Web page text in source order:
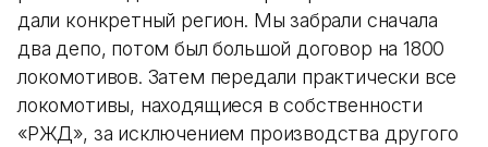
дали конкретный регион. Мы забрали сначала
два депо, потом был большой договор на 1800
локомотивов. Затем передали практически все
локомотивы, находящиеся в собственности
«РЖД», за исключением производства другого